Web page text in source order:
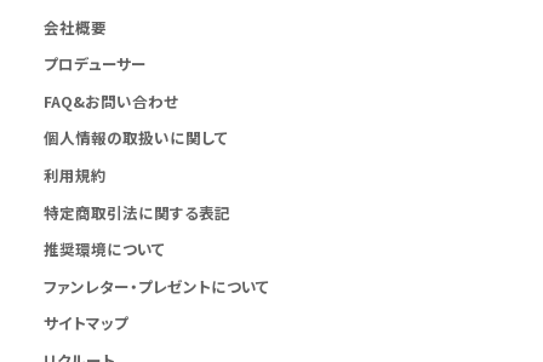
会社概要
プロデューサー
FAQ&お問い合わせ
個人情報の取扱いに関して
利用規約
特定商取引法に関する表記
推奨環境について
ファンレター・プレゼントについて
サイトマップ